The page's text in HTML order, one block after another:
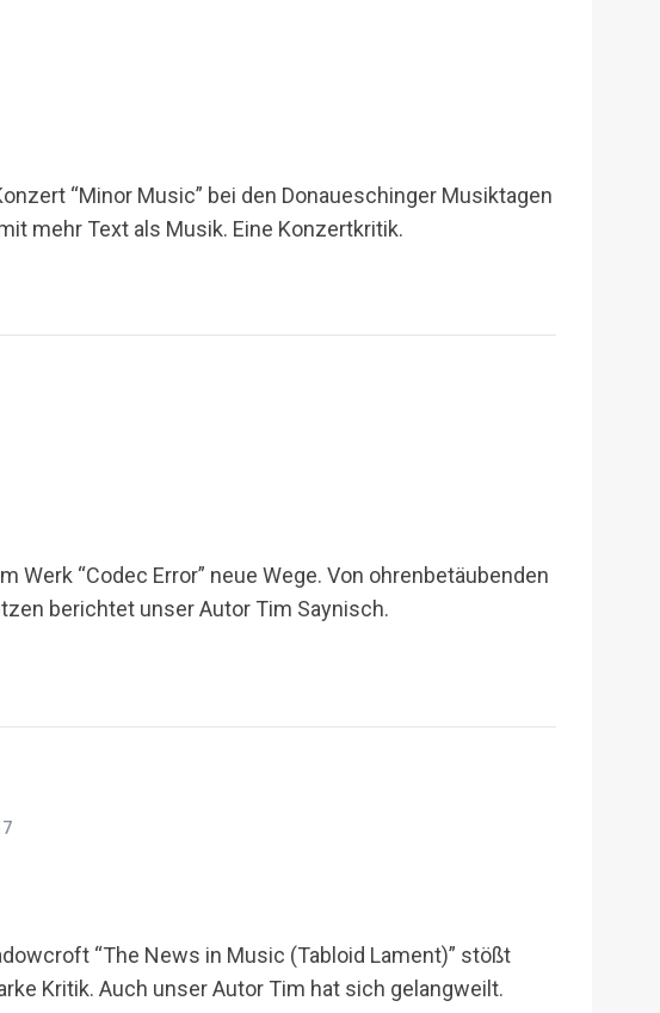
“Minor Music” bei den Donaueschinger Musiktagen
mehr Text als Musik. Eine Konzertkritik.
Werk “Codec Error” neue Wege. Von ohrenbetäubenden
berichtet unser Autor Tim Saynisch.
“The News in Music (Tabloid Lament)” stößt
Kritik. Auch unser Autor Tim hat sich gelangweilt.